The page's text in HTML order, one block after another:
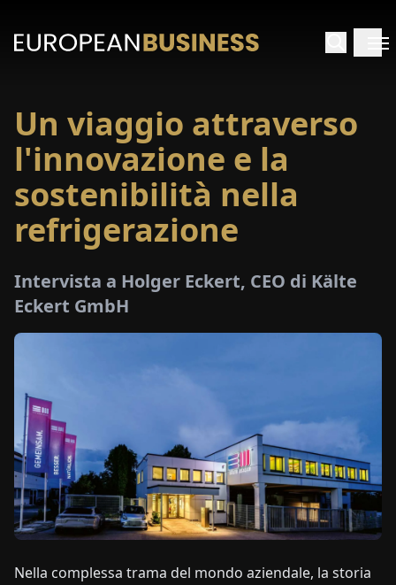
HOME
PAPER
FIERE
ENDEFRESITNLPLHU
Un viaggio attraverso
l'innovazione e la
sostenibilità nella
refrigerazione
Intervista a Holger Eckert, CEO di Kälte
Eckert GmbH
Nella complessa trama del mondo aziendale, la storia